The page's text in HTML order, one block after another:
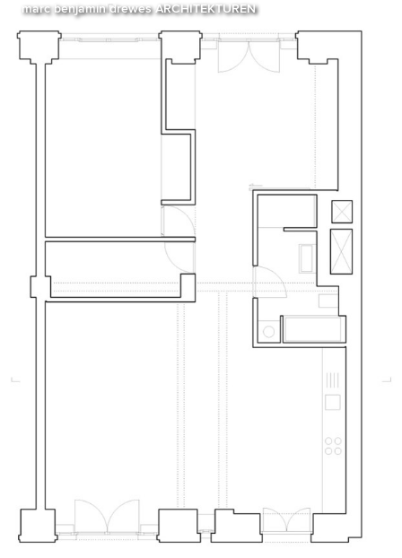
marc benjamin drewes ARCHITEKTUREN